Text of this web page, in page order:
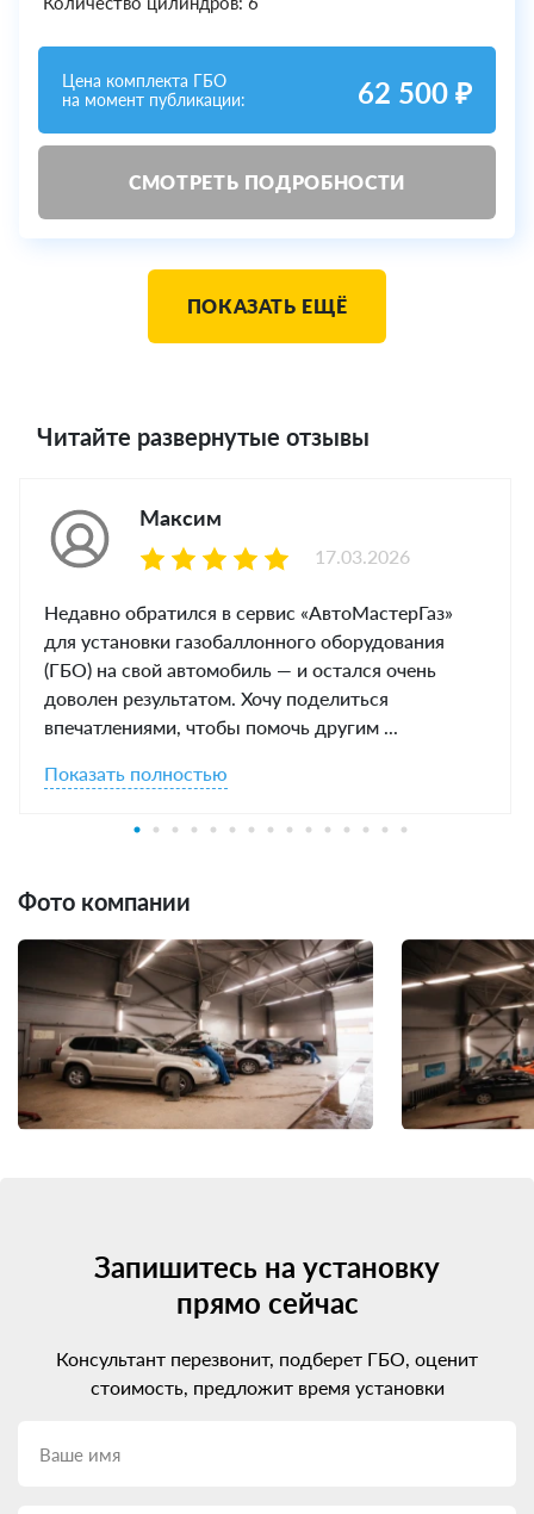
Цена комплекта ГБО
на момент публикации:
62 500 ₽
СМОТРЕТЬ ПОДРОБНОСТИ
ПОКАЗАТЬ ЕЩЁ
Читайте развернутые отзывы
Максим
Недавно обратился в сервис «АвтоМастерГаз»
для установки газобаллонного оборудования
(ГБО) на свой автомобиль — и остался очень
доволен результатом. Хочу поделиться
впечатлениями, чтобы помочь другим ...
Показать полностью
17.03.2026
Фото компании
Запишитесь на установку
прямо сейчас
Консультант перезвонит, подберет ГБО, оценит
стоимость, предложит время установки